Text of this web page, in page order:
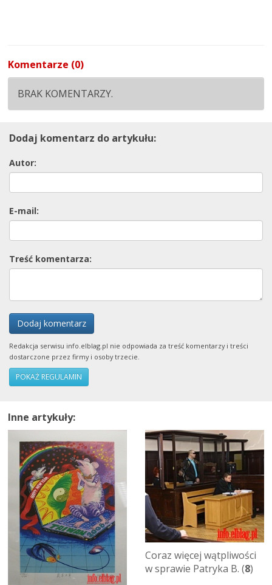
Komentarze (0)
BRAK KOMENTARZY.
Dodaj komentarz do artykułu:
Autor:
E-mail:
Treść komentarza:
Dodaj komentarz
Redakcja serwisu info.elblag.pl nie odpowiada za treść komentarzy i treści
dostarczone przez firmy i osoby trzecie.
POKAŻ REGULAMIN
Inne artykuły:
Coraz więcej wątpliwości
w sprawie Patryka B. (8)